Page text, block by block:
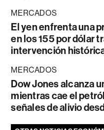
MERCADOS
El yen enfrenta una
en los 155 por dólar
intervención
MERCADOS
Dow Jones alcanza
mientras cae el
señales de alivio